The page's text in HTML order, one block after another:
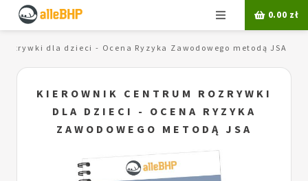
Menu 0.00 zł
dla dzieci - Ocena Ryzyka Zawodowego metodą JSA
KIEROWNIK CENTRUM ROZRYWKI
DLA DZIECI - OCENA RYZYKA
ZAWODOWEGO METODĄ JSA